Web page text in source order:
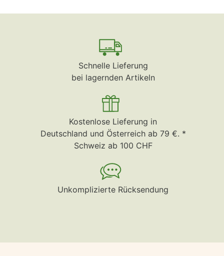
Schnelle Lieferung
bei lagernden Artikeln
Kostenlose Lieferung in
Deutschland und Österreich ab 79 €. *
Schweiz ab 100 CHF
Unkomplizierte Rücksendung